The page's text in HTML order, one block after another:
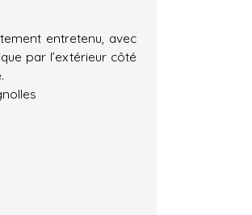
entretenu, avec
par l’extérieur côté